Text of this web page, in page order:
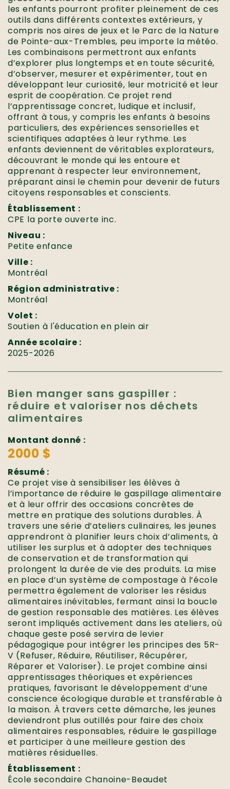
les enfants pourront profiter pleinement de ces
outils dans différents contextes extérieurs, y
compris nos aires de jeux et le Parc de la Nature
de Pointe-aux-Trembles, peu importe la météo.
Les combinaisons permettront aux enfants
d’explorer plus longtemps et en toute sécurité,
d’observer, mesurer et expérimenter, tout en
développant leur curiosité, leur motricité et leur
esprit de coopération. Ce projet rend
l’apprentissage concret, ludique et inclusif,
offrant à tous, y compris les enfants à besoins
particuliers, des expériences sensorielles et
scientifiques adaptées à leur rythme. Les
enfants deviennent de véritables explorateurs,
découvrant le monde qui les entoure et
apprenant à respecter leur environnement,
préparant ainsi le chemin pour devenir de futurs
citoyens responsables et conscients.
Établissement :
CPE la porte ouverte inc.
Niveau :
Petite enfance
Ville :
Montréal
Région administrative :
Montréal
Volet :
Soutien à l'éducation en plein air
Année scolaire :
2025-2026
Bien manger sans gaspiller :
réduire et valoriser nos déchets
alimentaires
Montant donné :
2000 $
Résumé :
Ce projet vise à sensibiliser les élèves à
l’importance de réduire le gaspillage alimentaire
et à leur offrir des occasions concrètes de
mettre en pratique des solutions durables. À
travers une série d’ateliers culinaires, les jeunes
apprendront à planifier leurs choix d’aliments, à
utiliser les surplus et à adopter des techniques
de conservation et de transformation qui
prolongent la durée de vie des produits. La mise
en place d’un système de compostage à l’école
permettra également de valoriser les résidus
alimentaires inévitables, fermant ainsi la boucle
de gestion responsable des matières. Les élèves
seront impliqués activement dans les ateliers, où
chaque geste posé servira de levier
pédagogique pour intégrer les principes des 5R-
V (Refuser, Réduire, Réutiliser, Récupérer,
Réparer et Valoriser). Le projet combine ainsi
apprentissages théoriques et expériences
pratiques, favorisant le développement d’une
conscience écologique durable et transférable à
la maison. À travers cette démarche, les jeunes
deviendront plus outillés pour faire des choix
alimentaires responsables, réduire le gaspillage
et participer à une meilleure gestion des
matières résiduelles.
Établissement :
École secondaire Chanoine-Beaudet